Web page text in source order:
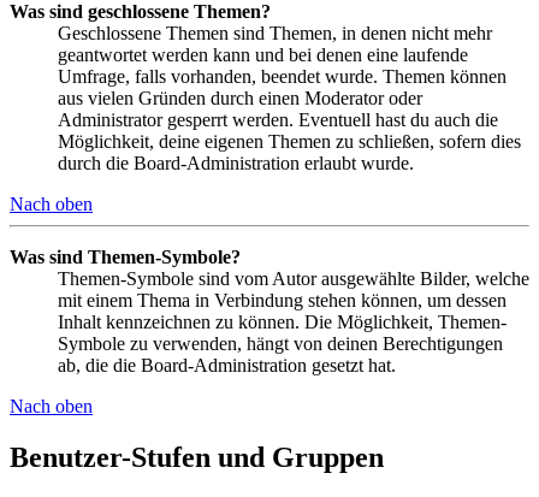
Was sind geschlossene Themen?
Geschlossene Themen sind Themen, in denen nicht mehr
geantwortet werden kann und bei denen eine laufende
Umfrage, falls vorhanden, beendet wurde. Themen können
aus vielen Gründen durch einen Moderator oder
Administrator gesperrt werden. Eventuell hast du auch die
Möglichkeit, deine eigenen Themen zu schließen, sofern dies
durch die Board-Administration erlaubt wurde.
Nach oben
Was sind Themen-Symbole?
Themen-Symbole sind vom Autor ausgewählte Bilder, welche
mit einem Thema in Verbindung stehen können, um dessen
Inhalt kennzeichnen zu können. Die Möglichkeit, Themen-
Symbole zu verwenden, hängt von deinen Berechtigungen
ab, die die Board-Administration gesetzt hat.
Nach oben
Benutzer-Stufen und Gruppen